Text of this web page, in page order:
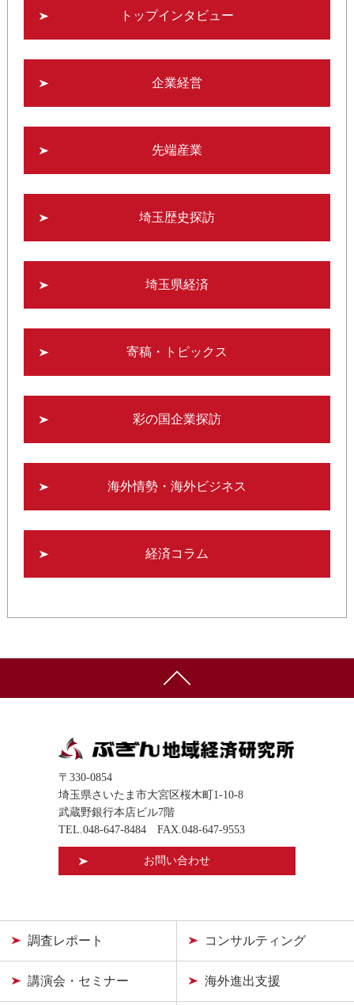
トップインタビュー
企業経営
先端産業
埼玉歴史探訪
埼玉県経済
寄稿・トピックス
彩の国企業探訪
海外情勢・海外ビジネス
経済コラム
〒330-0854
埼玉県さいたま市大宮区桜木町1-10-8
武蔵野銀行本店ビル7階
TEL. 048-647-8484 FAX.048-647-9553
お問い合わせ
調査レポート コンサルティング
講演会・セミナー 海外進出支援